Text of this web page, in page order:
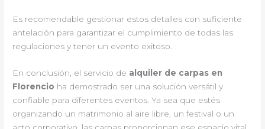
Es recomendable gestionar estos detalles con suficiente
antelación para garantizar el cumplimiento de todas las
regulaciones y tener un evento exitoso.
En conclusión, el servicio de alquiler de carpas en
Florencio ha demostrado ser una solución versátil y
confiable para diferentes eventos. Ya sea que estés
organizando un matrimonio al aire libre, un festival o un